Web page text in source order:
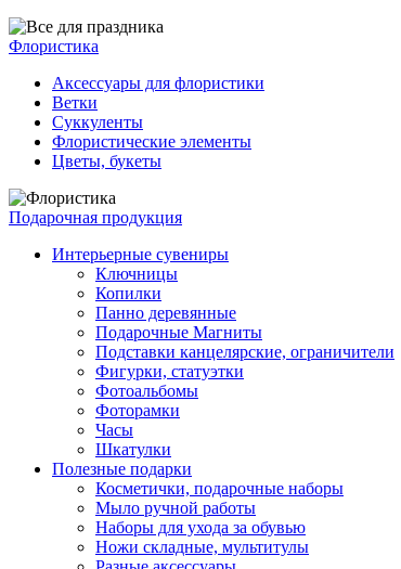
Флористика
Аксессуары для флористики
Ветки
Суккуленты
Флористические элементы
Цветы, букеты
Подарочная продукция
Интерьерные сувениры
Ключницы
Копилки
Панно деревянные
Подарочные Магниты
Подставки канцелярские, ограничители
Фигурки, статуэтки
Фотоальбомы
Фоторамки
Часы
Шкатулки
Полезные подарки
Косметички, подарочные наборы
Мыло ручной работы
Наборы для ухода за обувью
Ножи складные, мультитулы